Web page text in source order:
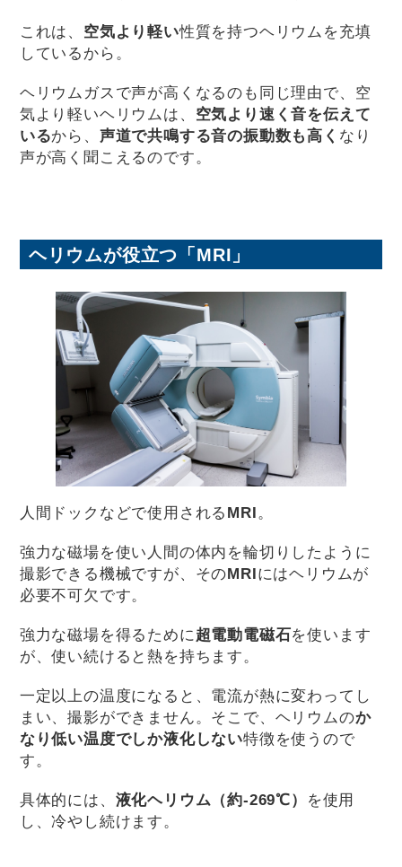
これは、 空気より軽い性質を持つヘリウムを充填
しているから。
ヘリウムガスで声が高くなるのも同じ理由で、空
気より軽いヘリウムは、 空気より速く音を伝えて
いるから、 声道で共鳴する音の振動数も高く なり
声が高く聞こえるのです。
ヘリウムが役立つ「MRI」
人間ドックなどで使用される MRI。
強力な磁場を使い人間の体内を輪切りしたように
撮影できる機械ですが、そのMRIにはヘリウムが
必要不可欠です。
強力な磁場を得るために超電動電磁石を使います
が、使い続けると熱を持ちます。
一定以上の温度になると、電流が熱に変わってし
まい、撮影ができません。そこで、ヘリウムのか
なり低い温度でしか液化しない特徴を使うので
す。
具体的には、 液化ヘリウム（約-269℃）
を使用
し、冷やし続けます。